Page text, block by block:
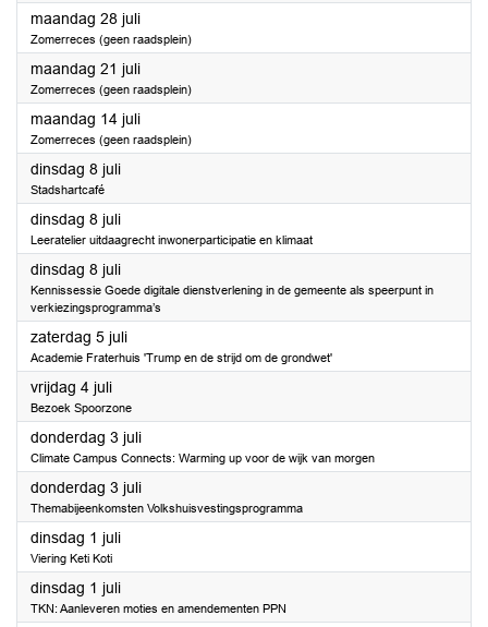
maandag 28 juli2025
Zomerreces (geen raadsplein)
maandag 21 juli2025
Zomerreces (geen raadsplein)
maandag 14 juli2025
Zomerreces (geen raadsplein)
dinsdag 8 juli2025
Stadshartcafé
dinsdag 8 juli2025
Leeratelier uitdaagrecht inwonerparticipatie en klimaat
dinsdag 8 juli2025
Kennissessie Goede digitale dienstverlening in de gemeente als speerpunt in
verkiezingsprogramma’s
zaterdag 5 juli2025
Academie Fraterhuis 'Trump en de strijd om de grondwet'
vrijdag 4 juli2025
Bezoek Spoorzone
donderdag 3 juli2025
Climate Campus Connects: Warming up voor de wijk van morgen
donderdag 3 juli2025
Themabijeenkomsten Volkshuisvestingsprogramma
dinsdag 1 juli2025
Viering Keti Koti
dinsdag 1 juli2025
TKN: Aanleveren moties en amendementen PPN